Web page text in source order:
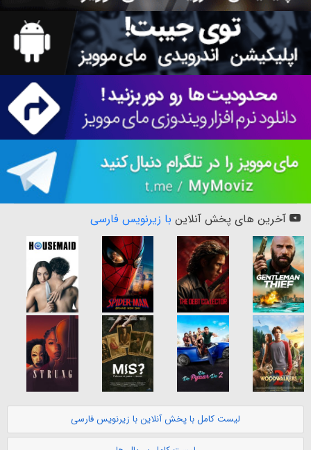
آخرین های پخش آنلاین با زیرنویس فارسی
لیست کامل با پخش آنلاین با زیرنویس فارسی